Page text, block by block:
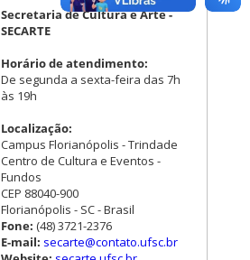
Secretaria de Cultura e Arte -
SECARTE
Horário de atendimento:
De segunda a sexta-feira das 7h
às 19h
Localização:
Campus Florianópolis - Trindade
Centro de Cultura e Eventos -
Fundos
CEP 88040-900
Florianópolis - SC - Brasil
Fone: (48) 3721-2376
E-mail: secarte@contato.ufsc.br